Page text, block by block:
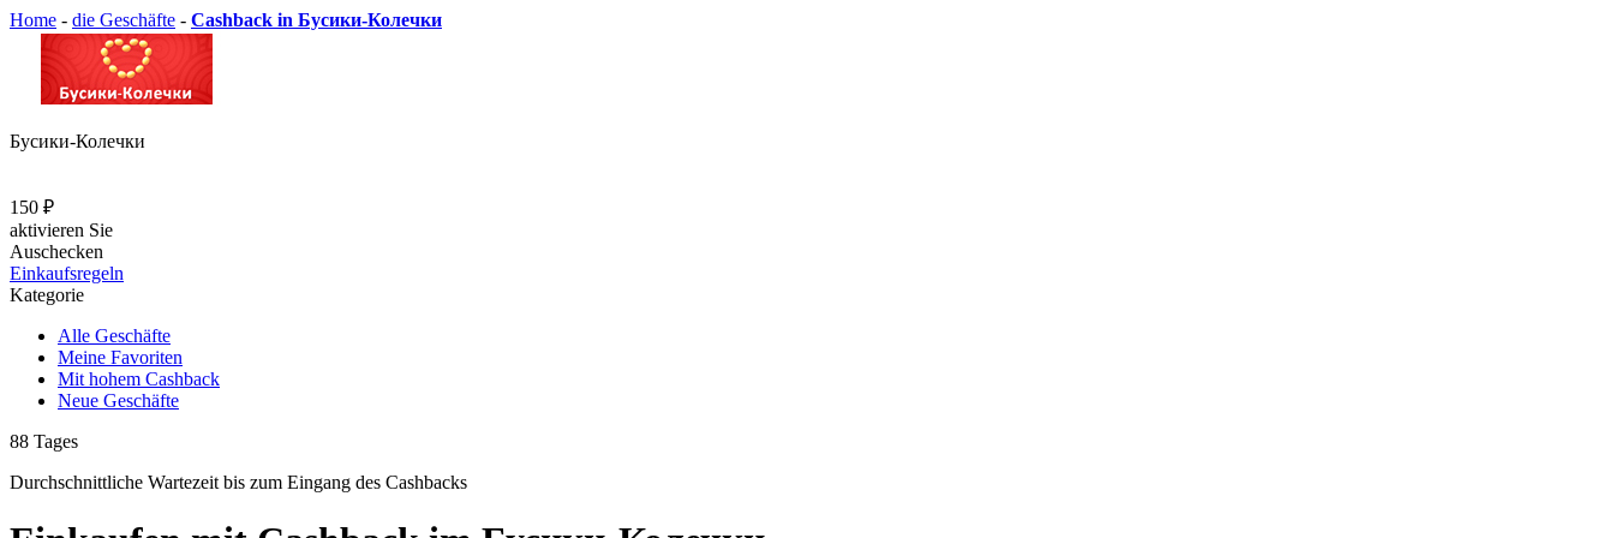
Home - die Geschäfte - Cashback in Бусики-Колечки
Бусики-Колечки
150 ₽
aktivieren Sie
Auschecken
Einkaufsregeln
Kategorie
Alle Geschäfte
Meine Favoriten
Mit hohem Cashback
Neue Geschäfte
88 Tages
Durchschnittliche Wartezeit bis zum Eingang des Cashbacks